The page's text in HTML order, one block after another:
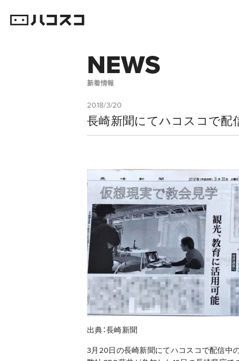
NEWS
新着情報
2018/3/20
長崎新聞にてハコスコで配
出典：長崎新聞
3月20日の長崎新聞にてハコスコで配信中の